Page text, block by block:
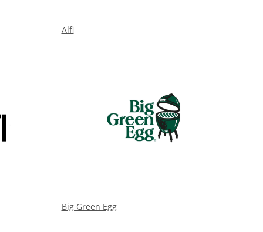
Alfi
Big Green Egg